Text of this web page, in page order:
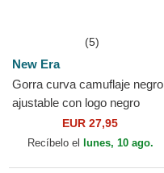
(5)
New Era
Gorra curva camuflaje negro
ajustable con logo negro
9FORTY League Essential
de New York Yankees...
EUR 27,95
Recíbelo el lunes, 10 ago.